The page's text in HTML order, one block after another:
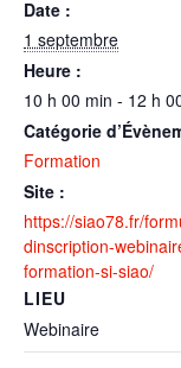
Date :
1 septembre
Heure :
10 h 00 min - 12 h
Catégorie
Formation
Site :
https://siao78.fr/
dinscription-
formation-si-siao/
LIEU
Webinaire